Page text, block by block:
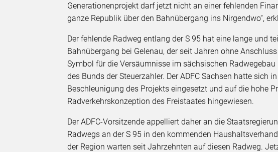
Generationenprojekt darf jetzt nicht an einer fehlenden
ganze Republik über den Bahnübergang ins Nirgendwo“,
Der fehlende Radweg entlang der S 95 hat eine lange und
Bahnübergang bei Gelenau, der seit Jahren ohne
Symbol für die Versäumnisse im sächsischen
des Bunds der Steuerzahler. Der ADFC Sachsen hatte sich
Beschleunigung des Projekts eingesetzt und auf die hohe
Radverkehrskonzeption des Freistaates hingewiesen.
Der ADFC-Vorsitzende appelliert daher an die
Radwegs an der S 95 in den kommenden
der Region warten seit Jahrzehnten auf diesen Radweg.